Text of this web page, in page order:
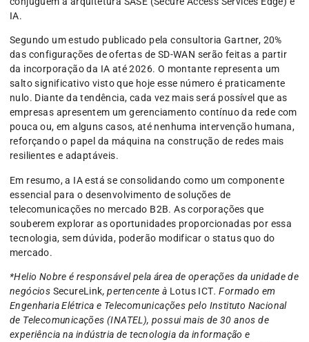
IA.
Segundo um estudo publicado pela consultoria Gartner, 20%
das configurações de ofertas de SD-WAN serão feitas a partir
da incorporação da IA até 2026. O montante representa um
salto significativo visto que hoje esse número é praticamente
nulo. Diante da tendência, cada vez mais será possível que as
empresas apresentem um gerenciamento contínuo da rede com
pouca ou, em alguns casos, até nenhuma intervenção humana,
reforçando o papel da máquina na construção de redes mais
resilientes e adaptáveis.
Em resumo, a IA está se consolidando como um componente
essencial para o desenvolvimento de soluções de
telecomunicações no mercado B2B. As corporações que
souberem explorar as oportunidades proporcionadas por essa
tecnologia, sem dúvida, poderão modificar o status quo do
mercado.
*Helio Nobre é responsável pela área de operações da unidade de
negócios SecureLink, pertencente à Lotus ICT. Formado em
Engenharia Elétrica e Telecomunicações pelo Instituto Nacional
de Telecomunicações (INATEL), possui mais de 30 anos de
experiência na indústria de tecnologia da informação e